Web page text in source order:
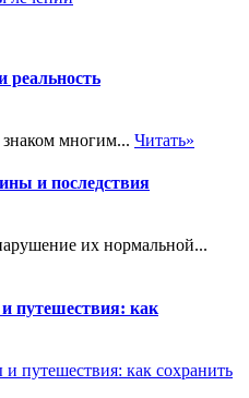
многим... Читать»
и последствия
их нормальной...
путешествия: как